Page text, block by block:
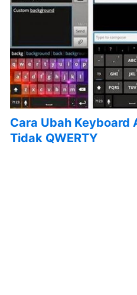
Cara Ubah Keyboard
Tidak QWERTY